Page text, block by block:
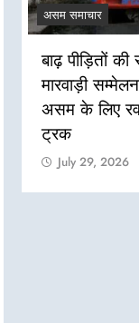
असम समाचार
बाढ़ पीड़ितों की
मारवाड़ी
असम के लिए
ट्रक
July 29, 2026